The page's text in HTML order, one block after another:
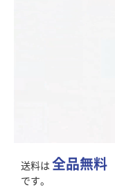
送料は 全品無料
です。